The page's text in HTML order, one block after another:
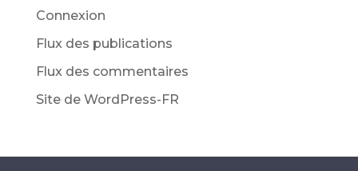
Connexion
Flux des publications
Flux des commentaires
Site de WordPress-FR